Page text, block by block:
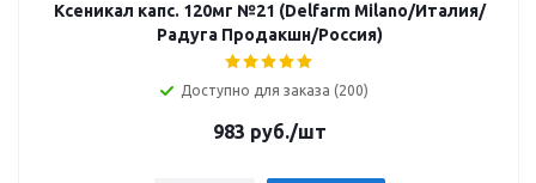
Ксеникал капс. 120мг №21 (Delfarm Milano/Италия/
Радуга Продакшн/Россия)
Доступно для заказа (200)
983 руб./шт